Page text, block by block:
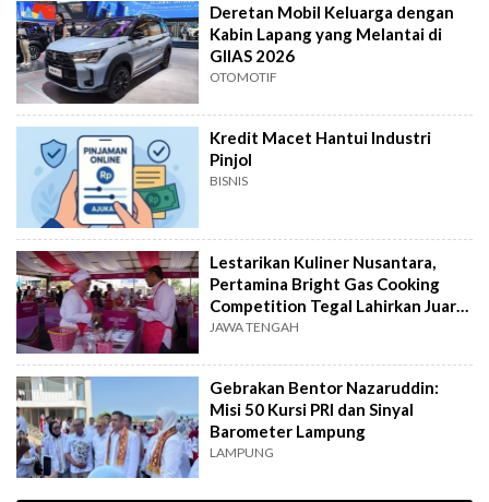
Deretan Mobil Keluarga dengan
Kabin Lapang yang Melantai di
GIIAS 2026
OTOMOTIF
Kredit Macet Hantui Industri
Pinjol
BISNIS
Lestarikan Kuliner Nusantara,
Pertamina Bright Gas Cooking
Competition Tegal Lahirkan Juara
Baru
JAWA TENGAH
Gebrakan Bentor Nazaruddin:
Misi 50 Kursi PRI dan Sinyal
Barometer Lampung
LAMPUNG